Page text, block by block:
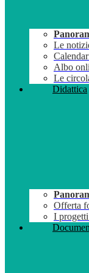
Le
Albo
Le
Didattica
Offerta
I